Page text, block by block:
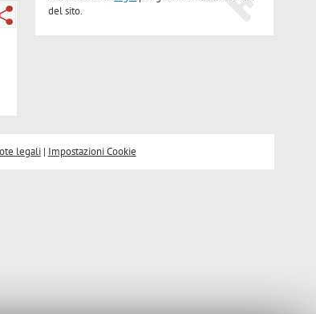
del sito.
legali| Impostazioni Cookie